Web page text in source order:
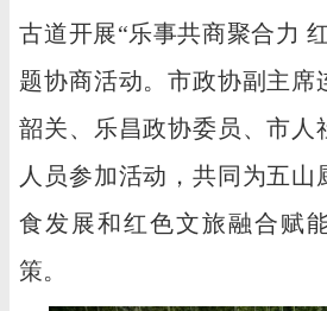
古道开展“乐事共商聚合力
题协商活动。市政协副主席
韶关、乐昌政协委员、市人
人员参加活动，共同为五山
食发展和红色文旅融合赋
策。